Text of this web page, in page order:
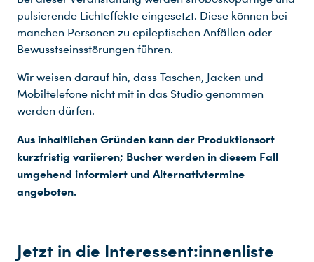
pulsierende Lichteffekte eingesetzt. Diese können bei
manchen Personen zu epileptischen Anfällen oder
Bewusstseinsstörungen führen.
Wir weisen darauf hin, dass Taschen, Jacken und
Mobiltelefone nicht mit in das Studio genommen
werden dürfen.
Aus inhaltlichen Gründen kann der Produktionsort
kurzfristig variieren; Bucher werden in diesem Fall
umgehend informiert und Alternativtermine
angeboten.
Jetzt in die Interessent:innenliste